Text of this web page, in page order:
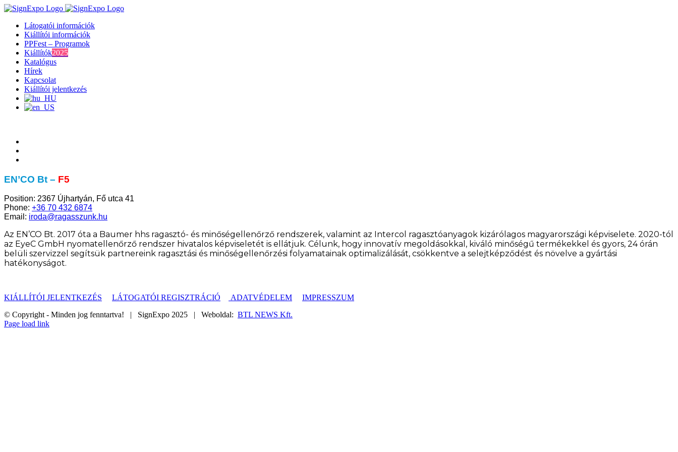
Kihagyás
Látogatói információk
Kiállítói információk
PPFest – Programok
Kiállítók2025
Katalógus
Hírek
Kapcsolat
Kiállítói jelentkezés
EN’CO Bt – F5
Position: 2367 Újhartyán, Fő utca 41
Phone: +36 70 432 6874
Email: iroda@ragasszunk.hu
Az EN’CO Bt. 2017 óta a Baumer hhs ragasztó- és minőségellenőrző rendszerek, valamint az Intercol ragasztóanyagok kizárólagos magyarországi képviselete. 2020-tól
az EyeC GmbH nyomatellenőrző rendszer hivatalos képviseletét is ellátjuk. Célunk, hogy innovatív megoldásokkal, kiváló minőségű termékekkel és gyors, 24 órán
belüli szervizzel segítsük partnereink ragasztási és minőségellenőrzési folyamatainak optimalizálását, csökkentve a selejtképződést és növelve a gyártási
hatékonyságot.
KIÁLLÍTÓI JELENTKEZÉS LÁTOGATÓI REGISZTRÁCIÓ ADATVÉDELEM
IMPRESSZUM
© Copyright - Minden jog fenntartva! | SignExpo 2025 | Weboldal: BTL NEWS Kft.
Page load link